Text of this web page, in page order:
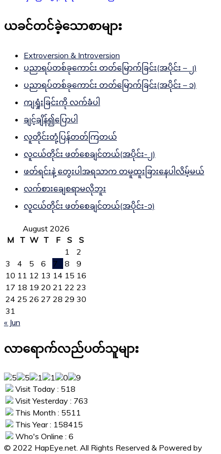
ယခင်တင်ခဲ့သောစာများ
Extroversion & Introversion
ပညာရပ်တစ်ခုကောင်း တတ်မြောက်ခြင်း(အပိုင်း – ၂)
ပညာရပ်တစ်ခုကောင်း တတ်မြောက်ခြင်း(အပိုင်း – ၁)
ကျရှုံးခြင်းကို လက်ခံပါ
ချင့်ချိန်၍ပြောပါ
လူတိုင်းတုံ့ပြန်တတ်ကြတယ်
လူငယ်တိုင်း ဖတ်စေချင်တယ်(အပိုင်း-၂)
ဖတ်ရင်းနဲ့ တွေးပါအရသာက တမူထူးခြားနေပါလိမ့်မယ်
လက်စားချေစရာမလိုဘူး
လူငယ်တိုင်း ဖတ်စေချင်တယ်(အပိုင်း-၁)
August 2026
M
T W T F S
S
1
2
3
4 5 6 7 8
9
10 11 12 13 14 15 16
17 18 19 20 21 22 23
24 25 26 27 28 29 30
31
« Jun
လာရောက်လည်ပတ်သူများ
Visit Today : 518
Visit Yesterday : 763
This Month : 5511
This Year : 158415
Who's Online : 6
© 2022 HapEye.net. All Rights Reserved & Powered by